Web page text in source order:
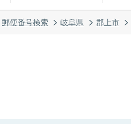
郵便番号検索 岐阜県 郡上市